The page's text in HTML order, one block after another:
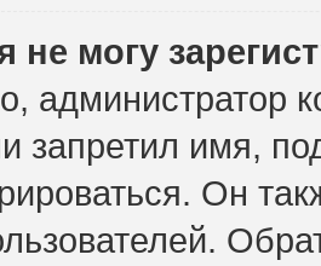
не могу
администратор
запретил имя,
Он